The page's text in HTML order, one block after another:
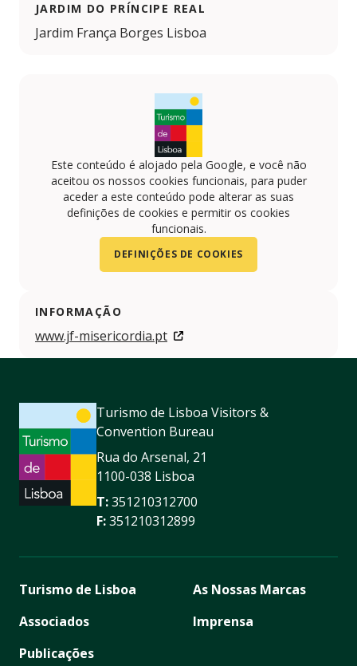
JARDIM DO PRÍNCIPE REAL
Jardim França Borges Lisboa
Este conteúdo é alojado pela Google, e você não
aceitou os nossos cookies funcionais, para puder
aceder a este conteúdo pode alterar as suas
definições de cookies e permitir os cookies
funcionais.
DEFINIÇÕES DE COOKIES
INFORMAÇÃO
www.jf-misericordia.pt
Turismo de Lisboa Visitors &
Convention Bureau
Rua do Arsenal, 21
1100-038 Lisboa
T:351210312700
F:351210312899
Turismo de Lisboa
Associados
Publicações
As Nossas Marcas
Imprensa